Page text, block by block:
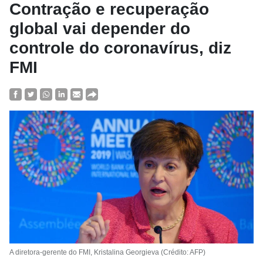
Contração e recuperação
global vai depender do
controle do coronavírus, diz
FMI
A diretora-gerente do FMI, Kristalina Georgieva (Crédito: AFP)